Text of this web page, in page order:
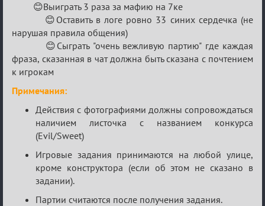
😊Выиграть 3 раза за мафию на 7ке
😊Оставить в логе ровно 33 синих сердечка (не
нарушая правила общения)
😊Сыграть "очень вежливую партию" где каждая
фраза, сказанная в чат должна быть сказана с почтением
к игрокам
Примечания:
Действия с фотографиями должны сопровождаться
наличием листочка с названием конкурса
(Evil/Sweet)
Игровые задания принимаются на любой улице,
кроме конструктора (если об этом не сказано в
задании).
Партии считаются после получения задания.